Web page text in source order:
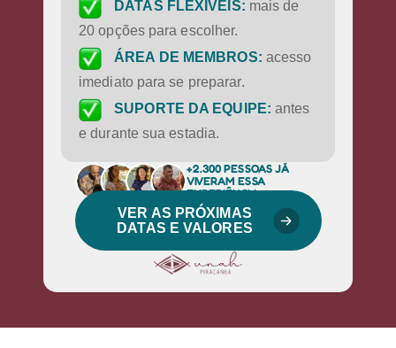
DATAS FLEXÍVEIS: mais de
20 opções para escolher.
ÁREA DE MEMBROS: acesso
imediato para se preparar.
SUPORTE DA EQUIPE: antes
e durante sua estadia.
+2.300 PESSOAS JÁ
VIVERAMESSA
EXPERIÊNCIA
VER AS PRÓXIMAS
DATAS E VALORES